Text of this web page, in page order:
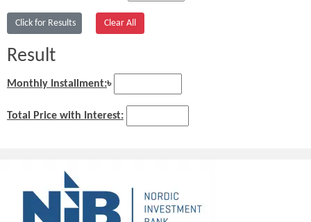
Result
Monthly Installment:৳
Total Price with Interest: